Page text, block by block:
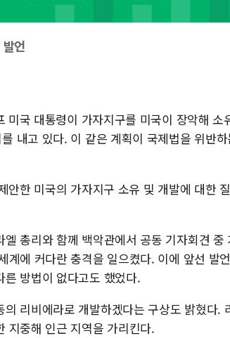
언
국 대통령이 가자지구를 미국이 장악해 소
내고 있다. 이 같은 계획이 국제법을 위반
안한 미국의 가자지구 소유 및 개발에 대한
총리와 함께 백악관에서 공동 기자회견 중
계에 커다란 충격을 일으켰다. 이에 앞선 발
방법이 없다고도 했었다.
리비에라로 개발하겠다는 구상도 밝혔다.
지중해 인근 지역을 가리킨다.